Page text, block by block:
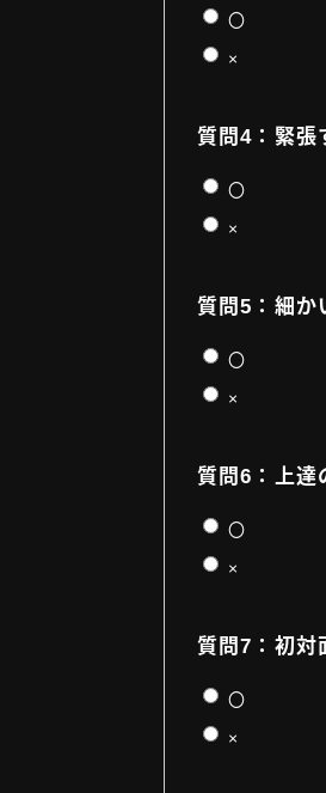
〇
×
質問4：緊張
〇
×
質問5：細か
〇
×
質問6：上達
〇
×
質問7：初対
〇
×